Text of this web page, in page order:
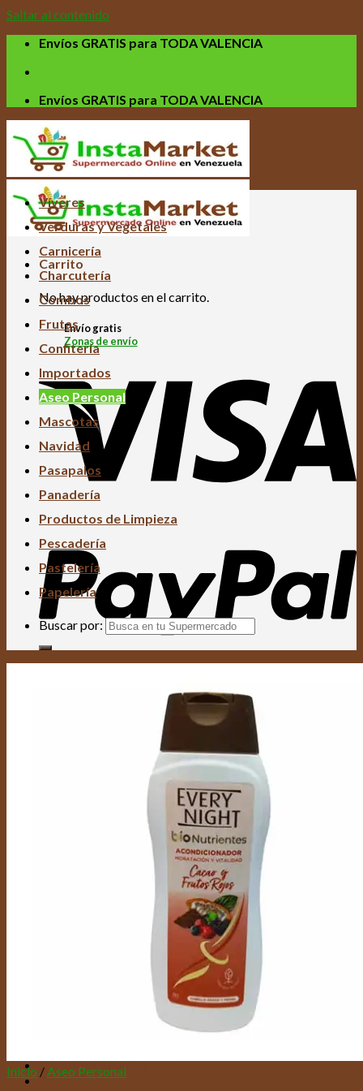
Saltar al contenido
Envíos GRATIS para TODA VALENCIA
Envíos GRATIS para TODA VALENCIA
Carrito
No hay productos en el carrito.
Envío gratis
Zonas de envío
Acceder / Registrarse
$ 0,00
Víveres
Verduras y Vegetales
Carnicería
Charcutería
Combos
Frutas
Confitería
Importados
Aseo Personal
Mascotas
Navidad
Pasapalos
Panadería
Productos de Limpieza
Pescadería
Pastelería
Papelería
Buscar por:
Inicio /Aseo Personal